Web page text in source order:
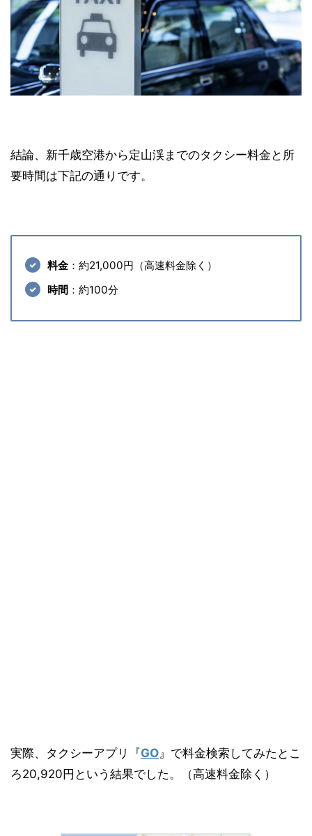
結論、新千歳空港から定山渓までのタクシー料金と所
要時間は下記の通りです。
料金 ：約21,000円（高速料金除く）
時間 ：約100分
実際、タクシーアプリ『GO 』で料金検索してみたとこ
ろ20,920円という結果でした。（高速料金除く）